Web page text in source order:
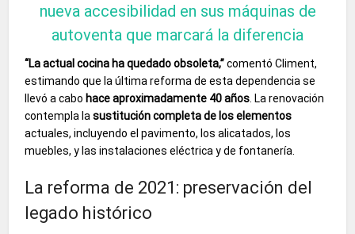
nueva accesibilidad en sus máquinas de
autoventa que marcará la diferencia
“La actual cocina ha quedado obsoleta,”comentó Climent,
estimando que la última reforma de esta dependencia se
llevó a cabo hace aproximadamente 40 años . La renovación
contempla lasustitución completa de los elementos
actuales, incluyendo el pavimento, los alicatados, los
muebles, y las instalaciones eléctrica y de fontanería.
La reforma de 2021: preservación del
legado histórico